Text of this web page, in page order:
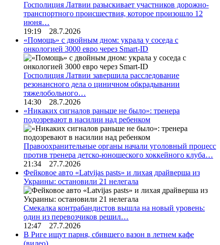
Госполиция Латвии разыскивает участников дорожно-
транспортного происшествия, которое произошло 12
июня…
19:19 28.7.2026
«Помощь» с двойным дном: украла у соседа с
онкологией 3000 евро через Smart-ID
Госполиция Латвии завершила расследование
резонансного дела о циничном обкрадывании
тяжелобольного…
14:30 28.7.2026
«Никаких сигналов раньше не было»: тренера
подозревают в насилии над ребенком
Правоохранительные органы начали уголовный процесс
против тренера детско-юношеского хоккейного клуба…
21:34 27.7.2026
Фейковое авто «Latvijas pasts» и лихая драйверша из
Украины: остановили 21 нелегала
Смекалка контрабандистов вышла на новый уровень:
один из перевозчиков решил…
12:47 27.7.2026
В Риге ищут парня, сбившего вазон в летнем кафе
(видео)